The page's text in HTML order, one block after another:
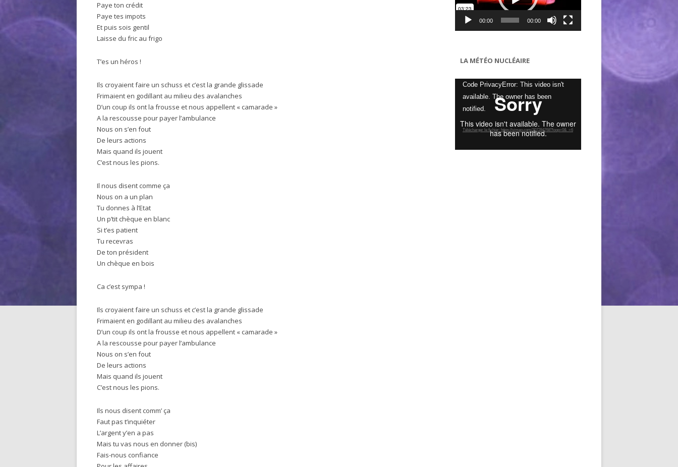
Paye ton crédit
Paye tes impots
Et puis sois gentil
Laisse du fric au frigo
T’es un héros !
Ils croyaient faire un schuss et c’est la grande glissade
Frimaient en godillant au milieu des avalanches
D’un coup ils ont la frousse et nous appellent « camarade »
A la rescousse pour payer l’ambulance
Nous on s’en fout
De leurs actions
Mais quand ils jouent
C’est nous les pions.
Il nous disent comme ça
Nous on a un plan
Tu donnes à l’Etat
Un p’tit chèque en blanc
Si t’es patient
Tu recevras
De ton président
Un chèque en bois
Ca c’est sympa !
Ils croyaient faire un schuss et c’est la grande glissade
Frimaient en godillant au milieu des avalanches
D’un coup ils ont la frousse et nous appellent « camarade »
A la rescousse pour payer l’ambulance
Nous on s’en fout
De leurs actions
Mais quand ils jouent
C’est nous les pions.
Ils nous disent comm’ ça
Faut pas t’inquiéter
L’argent y’en a pas
Mais tu vas nous en donner (bis)
Fais-nous confiance
00:00 00:00
LA MÉTÉO NUCLÉAIRE
Lecteur
vidéo
Code PrivacyError: This video isn't
available. The owner has been
notified.
Télécharger le fichier: https://vimeo.com/307284768?loop=0&_=6